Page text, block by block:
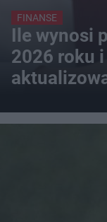
FINANSE
Ile wynosi
2026 roku